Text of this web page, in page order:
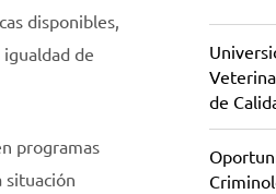
disponibles,
de
programas
situación
de